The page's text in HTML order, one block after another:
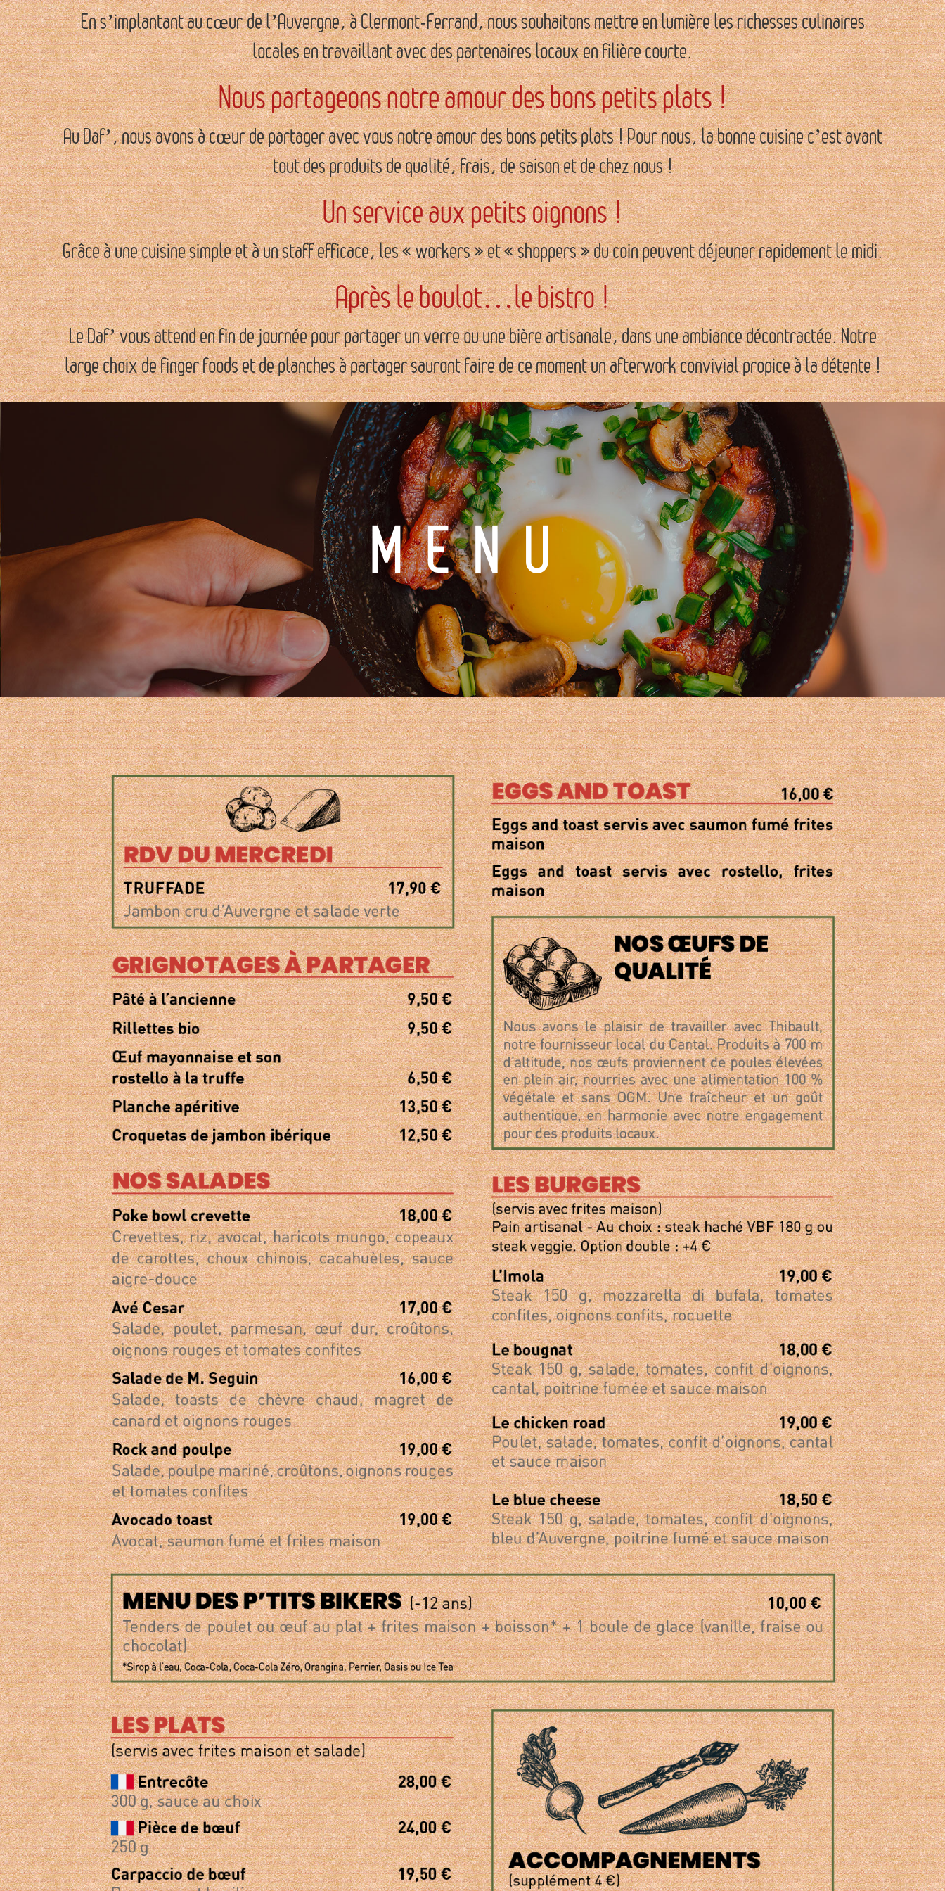
En s’implantant au cœur de l’Auvergne, à Clermont-Ferrand, nous souhaitons mettre en lumière les richesses culinaires
locales en travaillant avec des partenaires locaux en filière courte.
Nous partageons notre amour des bons petits plats !
Au Daf’, nous avons à cœur de partager avec vous notre amour des bons petits plats ! Pour nous, la bonne cuisine c’est avant
tout des produits de qualité, frais, de saison et de chez nous !
Un service aux petits oignons !
Grâce à une cuisine simple et à un staff efficace, les « workers » et « shoppers » du coin peuvent déjeuner rapidement le midi.
Après le boulot…le bistro !
Le Daf’ vous attend en fin de journée pour partager un verre ou une bière artisanale, dans une ambiance décontractée. Notre
large choix de finger foods et de planches à partager sauront faire de ce moment un afterwork convivial propice à la détente !
MENU